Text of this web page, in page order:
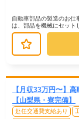
自動車部品の製造のお仕
は、部品を機械にセット
に置く、製品にキズがな
【月収33万円〜】
【山梨県・寮完備】
赴任交通費支給あり